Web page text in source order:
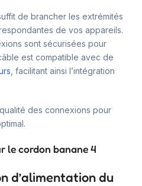
de brancher les extrémités
de vos appareils.
sont sécurisées pour
est compatible avec de
, facilitant ainsi l’intégration
des connexions pour
le cordon banane 4
d’alimentation du